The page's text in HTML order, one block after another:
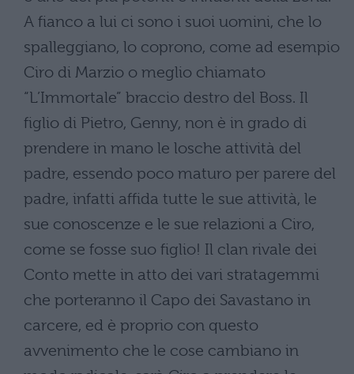
A fianco a lui ci sono i suoi uomini, che lo
spalleggiano, lo coprono, come ad esempio
Ciro di Marzio o meglio chiamato
“L’Immortale” braccio destro del Boss. Il
figlio di Pietro, Genny, non è in grado di
prendere in mano le losche attività del
padre, essendo poco maturo per parere del
padre, infatti affida tutte le sue attività, le
sue conoscenze e le sue relazioni a Ciro,
come se fosse suo figlio! Il clan rivale dei
Conto mette in atto dei vari stratagemmi
che porteranno il Capo dei Savastano in
carcere, ed è proprio con questo
avvenimento che le cose cambiano in